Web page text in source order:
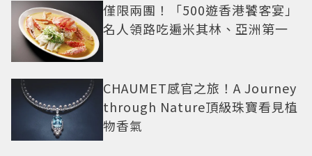
僅限兩團！「500遊香港饕客宴」
名人領路吃遍米其林、亞洲第一
CHAUMET感官之旅！A Journey
through Nature頂級珠寶看見植
物香氣